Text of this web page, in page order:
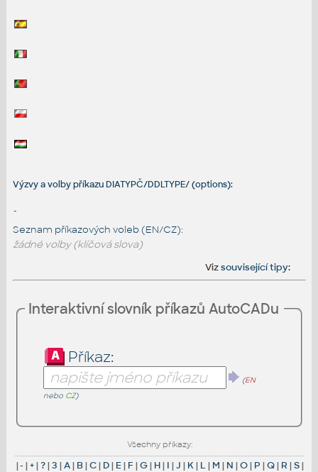
Výzvy a volby příkazu DIATYPČ/DDLTYPE/ (options):
-
Seznam příkazových voleb (EN/CZ):
žádné volby (klíčová slova)
Vizsouvisející tipy:
Interaktivní slovník příkazů AutoCADu
Příkaz:
(EN
nebo CZ)
Všechny příkazy:
|- |+|?|3 |A| B|C| D| E| F |G| H| I |J | K| L | M | N |O| P |Q| R |S|